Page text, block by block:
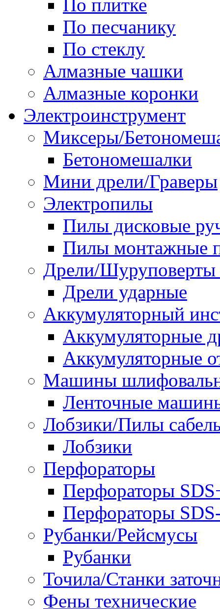
По плитке
По песчанику
По стеклу
Алмазные чашки
Алмазные коронки
Электроинструмент
Миксеры/
Бетономешалки
Мини дрели/Граверы
Электропилы
Пилы дисковые
Пилы монтажные
Дрели/Шуруповерты
Дрели ударные
Аккумуляторный
Аккумуляторные
Аккумуляторные
Машины
Ленточные
Лобзики/Пилы
Лобзики
Перфораторы
Перфораторы
Перфораторы
Рубанки/Рейсмусы
Рубанки
Точила/Станки
Фены технические